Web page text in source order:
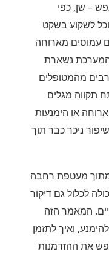
– שן, כפי
לשקוע בשקט
עמוסים מארוחה
נשארת
מהמטופלים
תקווה מגלים
או הימנעות
ניכר כבר תוך
מתוך מעטפת רחבה
לכלול גם דיקור
המאמר הזה
ואיך לתזמן
את ההזדמנות